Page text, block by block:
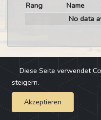
Rang Name
No data
Impressum - Changelog
Diese Seite verwendet
steigern.
Akzeptieren